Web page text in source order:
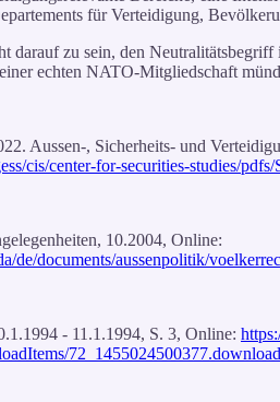
für Verteidigung,
darauf zu sein, den
echten NATO-Mitgliedschaft
Aussen-, Sicherheits- und
cis/center-for-securities-studies/
10.2004, Online:
documents/aussenpolitik/
- 11.1.1994, S. 3, Online: